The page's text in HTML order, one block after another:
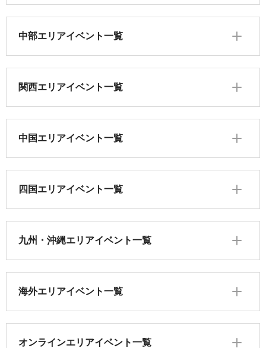
中部エリアイベント一覧
関西エリアイベント一覧
中国エリアイベント一覧
四国エリアイベント一覧
九州・沖縄エリアイベント一覧
海外エリアイベント一覧
オンラインエリアイベント一覧